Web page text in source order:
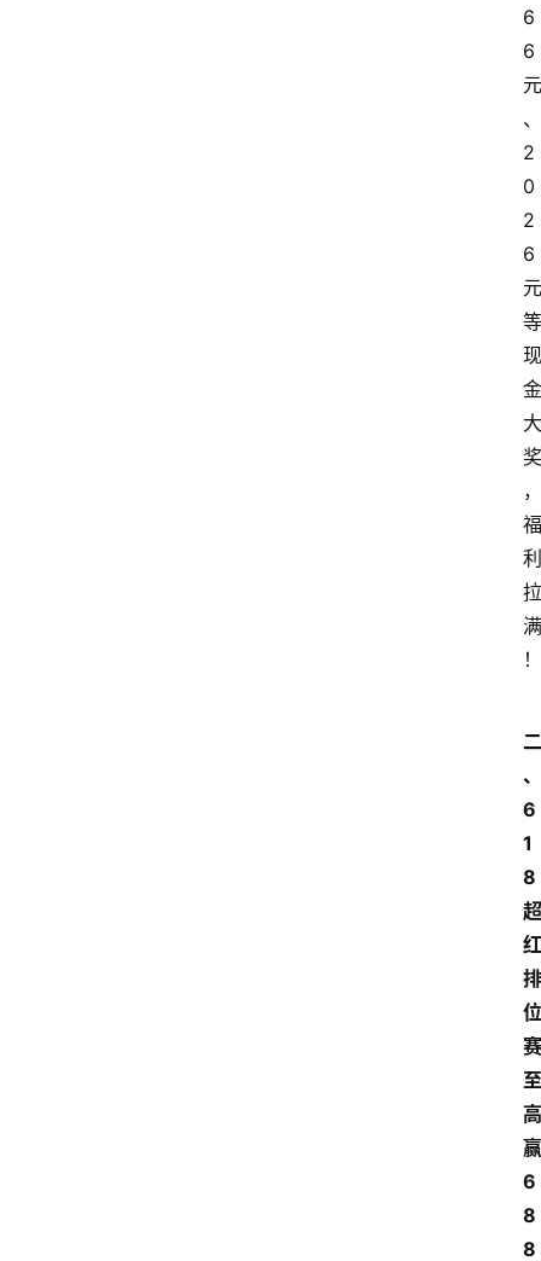
6
6
元
、
2
0
2
6
元
等
现
金
大
奖
，
福
利
拉
满
！
二
、
6
1
8
超
红
排
位
赛
至
高
赢
6
8
8